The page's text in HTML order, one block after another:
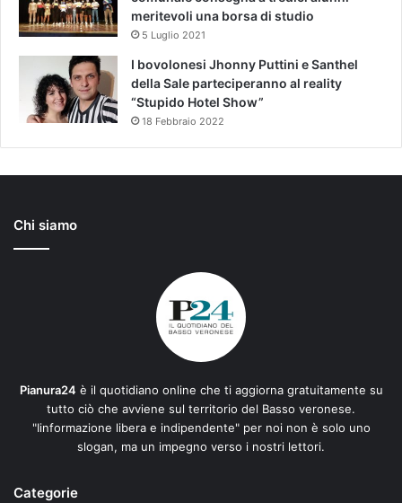
meritevoli una borsa di studio
5 Luglio 2021
I bovolonesi Jhonny Puttini e Santhel
della Sale parteciperanno al reality
“Stupido Hotel Show”
18 Febbraio 2022
Chi siamo
Pianura24 è il quotidiano online che ti aggiorna gratuitamente su
tutto ciò che avviene sul territorio del Basso veronese.
"Iinformazione libera e indipendente" per noi non è solo uno
slogan, ma un impegno verso i nostri lettori.
Categorie